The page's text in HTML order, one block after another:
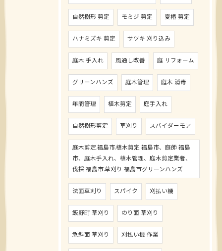
自然樹形 剪定 モミジ 剪定 夏椿 剪定
ハナミズキ 剪定 サツキ 刈り込み
庭木 手入れ 風通し改善 庭 リフォーム
グリーンハンズ 庭木管理 庭木 消毒
年間管理 植木剪定 庭手入れ
自然樹形剪定 草刈り スパイダーモア
庭木剪定.福島市.植木剪定 福島市、庭師 福島
市、庭木手入れ、植木管理、庭木剪定業者、
伐採 福島市.草刈り 福島市グリーンハンズ
法面草刈り スパイク 刈払い機
飯野町 草刈り のり面 草刈り
急斜面 草刈り 刈払い機 作業